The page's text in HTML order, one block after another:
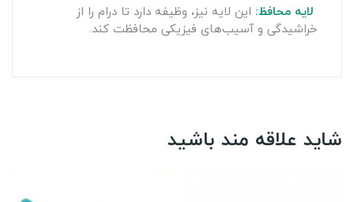
لایه محافظ: این لایه نیز، وظیفه دارد تا درام را از
خراشیدگی و آسیب‌های فیزیکی محافظت کند.
شاید علاقه مند باشید